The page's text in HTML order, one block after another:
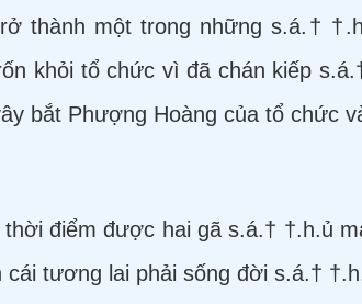
thành một trong những s.á.†
khỏi tổ chức vì đã chán kiếp
bắt Phượng Hoàng của tổ chức
điểm được hai gã s.á.† †.h.ủ
tương lai phải sống đời s.á.†